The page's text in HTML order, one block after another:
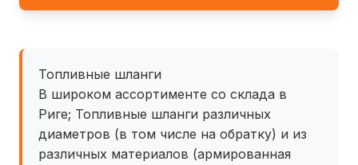
Топливные шланги
В широком ассортименте со склада в
Риге; Топливные шланги различных
диаметров (в том числе на обратку) и из
различных материалов (армированная